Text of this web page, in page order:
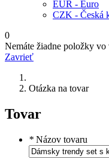
EUR - Euro
CZK - Česká
0
Nemáte žiadne položky
Zavrieť
Otázka na tovar
Tovar
* Názov tovaru